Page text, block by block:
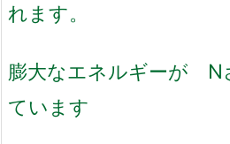
れます。
膨大なエネルギーが
ています